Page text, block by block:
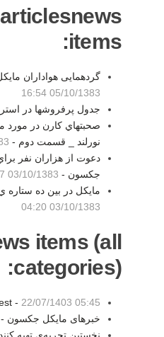
items:
گردهمایی هواداران
05/10/1383 16:54
جدول پرفروشها در
نورلند _ قسمت دوم -
دعوت از هزاران نفر
جكسون - 03/10/1383 04:27
مايكل در بين ده ستاره ي
03/10/1383 04:20
items (all
categories):
- 22/07/1403 05:45
خبرهای مایکل جکسون -